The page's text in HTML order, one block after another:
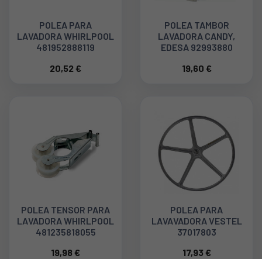
POLEA PARA
LAVADORA WHIRLPOOL
481952888119
20,52 €
POLEA TAMBOR
LAVADORA CANDY,
EDESA 92993880
19,60 €
POLEA TENSOR PARA
LAVADORA WHIRLPOOL
481235818055
19,98 €
POLEA PARA
LAVAVADORA VESTEL
37017803
17,93 €